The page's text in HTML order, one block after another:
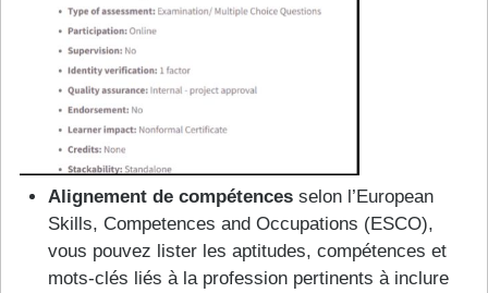
Alignement de compétencesselon l’European
Skills, Competences and Occupations (ESCO),
vous pouvez lister les aptitudes, compétences et
mots-clés liés à la profession pertinents à inclure